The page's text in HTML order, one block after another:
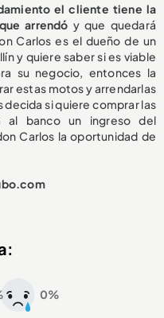
el cliente tiene la
arrendó y que quedará
Carlos es el dueño de un
y quiere saber si es viable
su negocio, entonces la
estas motos y arrendarlas
decida si quiere comprar las
al banco un ingreso del
Carlos la oportunidad de
0%